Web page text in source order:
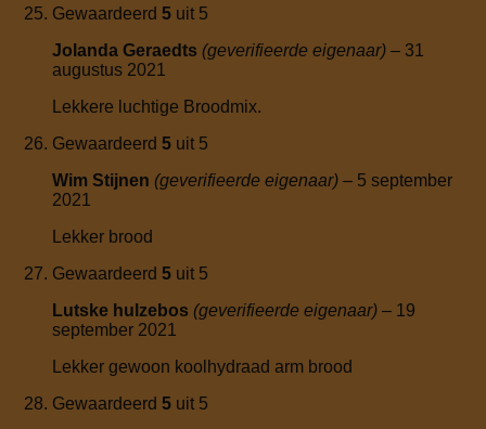
Gewaardeerd 5 uit 5
Jolanda Geraedts (geverifieerde eigenaar) – 31
augustus 2021
Lekkere luchtige Broodmix.
Gewaardeerd 5 uit 5
Wim Stijnen (geverifieerde eigenaar) – 5 september
2021
Lekker brood
Gewaardeerd 5 uit 5
Lutske hulzebos (geverifieerde eigenaar) – 19
september 2021
Lekker gewoon koolhydraad arm brood
Gewaardeerd 5 uit 5